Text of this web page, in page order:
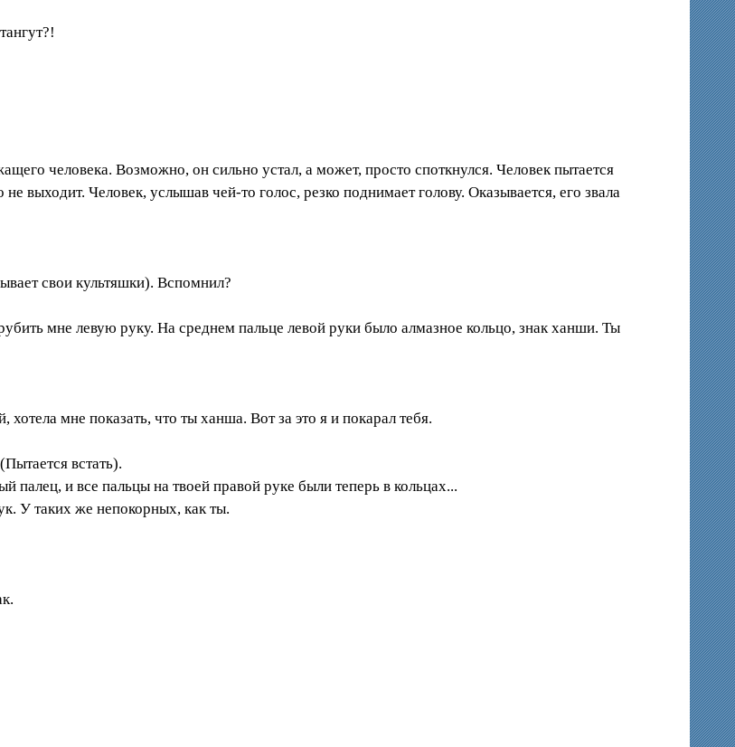
человека. Возможно, он сильно устал, а может, просто споткнулся. Человек пытается
выходит. Человек, услышав чей-то голос, резко поднимает голову. Оказывается, его звала
свои культяшки). Вспомнил?
мне левую руку. На среднем пальце левой руки было алмазное кольцо, знак ханши. Ты
мне показать, что ты ханша. Вот за это я и покарал тебя.
встать).
и все пальцы на твоей правой руке были теперь в кольцах...
У таких же непокорных, как ты.